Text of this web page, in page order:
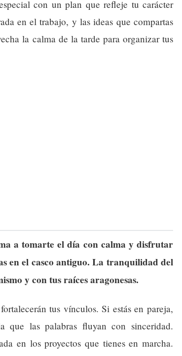
con un plan que refleje tu carácter
en el trabajo, y las ideas que compartas
la calma de la tarde para organizar tus
a tomarte el día con calma y disfrutar
en el casco antiguo. La tranquilidad del
y con tus raíces aragonesas.
tus vínculos. Si estás en pareja,
que las palabras fluyan con sinceridad.
en los proyectos que tienes en marcha.